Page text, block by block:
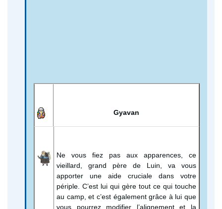
Gyavan
Ne vous fiez pas aux apparences, ce
vieillard, grand père de Luin, va vous
apporter une aide cruciale dans votre
périple. C’est lui qui gère tout ce qui touche
au camp, et c’est également grâce à lui que
vous pourrez modifier l’alignement et la